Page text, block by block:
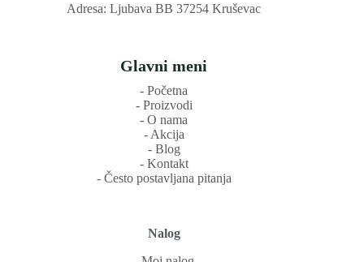
Adresa: Ljubava BB 37254 Kruševac
Glavni meni
‐ Početna
‐ Proizvodi
‐ O nama
‐ Akcija
‐ Blog
‐ Kontakt
‐ Često postavljana pitanja
Nalog